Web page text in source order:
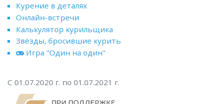
Курение в деталях
Онлайн-встречи
Калькулятор курильщика
Звёзды, бросившие курить
Игра "Один на один"
С 01.07.2020 г. по 01.07.2021 г.